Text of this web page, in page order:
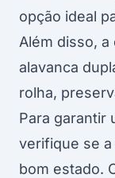
opção ideal
Além disso,
alavanca
rolha,
Para garantir
verifique se
bom estado.